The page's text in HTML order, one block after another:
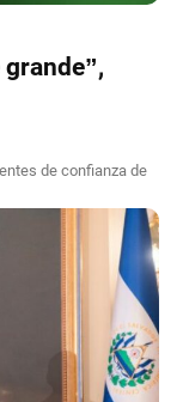
de confianza de